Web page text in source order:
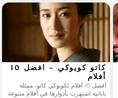
بنت مسيرة فنية حافلة بأداءات لا تُنسى.
إليكم أفضل عشرة أفلام لها، مرتبة
حسب الأفضلية.
كاتو كويوكي – أفضل 10
أفلام
أفضل 10 أفلام لكويوكي كاتو، ممثلة
يابانية اشتهرت بأدوارها في أفلام متنوعة.